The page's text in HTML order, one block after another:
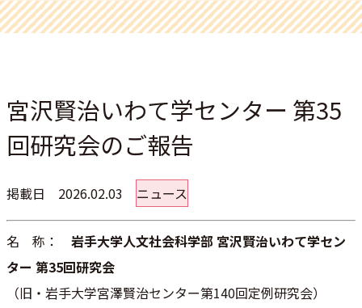
宮沢賢治いわて学センター 第35
回研究会のご報告
掲載日 2026.02.03 ニュース
名 称： 岩手大学人文社会科学部 宮沢賢治いわて学セン
ター 第35回研究会
（旧・岩手大学宮澤賢治センター第140回定例研究会）